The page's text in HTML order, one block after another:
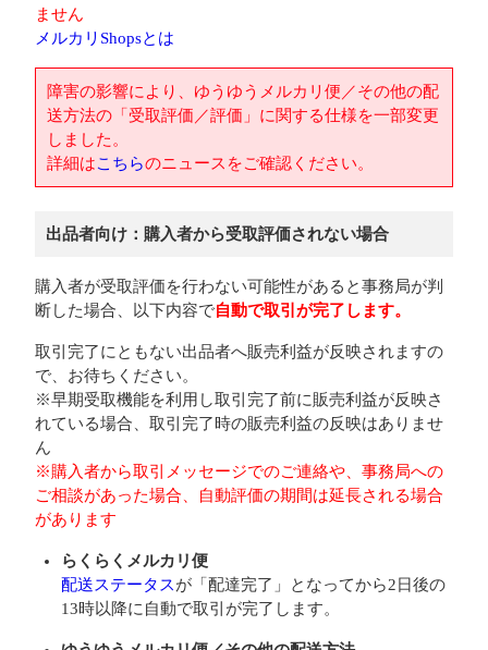
ません
メルカリShopsとは
障害の影響により、ゆうゆうメルカリ便／その他の配
送方法の「受取評価／評価」に関する仕様を一部変更
しました。
詳細はこちらのニュースをご確認ください。
出品者向け：購入者から受取評価されない場合
購入者が受取評価を行わない可能性があると事務局が判
断した場合、以下内容で自動で取引が完了します。
取引完了にともない出品者へ販売利益が反映されますの
で、お待ちください。
※早期受取機能を利用し取引完了前に販売利益が反映さ
れている場合、取引完了時の販売利益の反映はありませ
ん
※購入者から取引メッセージでのご連絡や、事務局への
ご相談があった場合、自動評価の期間は延長される場合
があります
らくらくメルカリ便
配送ステータスが「配達完了」となってから2日後の
13時以降に自動で取引が完了します。